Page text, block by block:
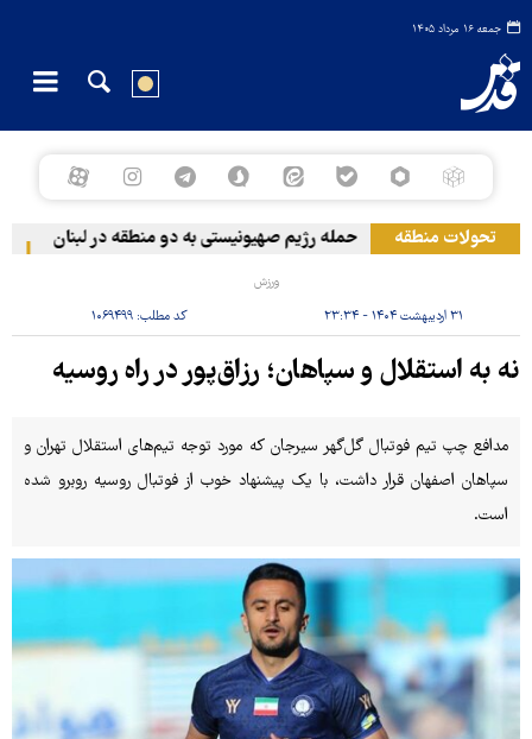
جمعه ۱۶ مرداد ۱۴۰۵
تحولات منطقه حمله رژیم صهیونیستی به دو منطقه در لبنان
ورزش
۳۱ اردیبهشت ۱۴۰۴ - ۲۳:۳۴ کد مطلب:۱۰۶۹۴۹۹
نه به استقلال و سپاهان؛ رزاق‌پور در راه روسیه
مدافع چپ تیم فوتبال گل‌گهر سیرجان که مورد توجه تیم‌های استقلال تهران و
سپاهان اصفهان قرار داشت، با یک پیشنهاد خوب از فوتبال روسیه روبرو شده
است.